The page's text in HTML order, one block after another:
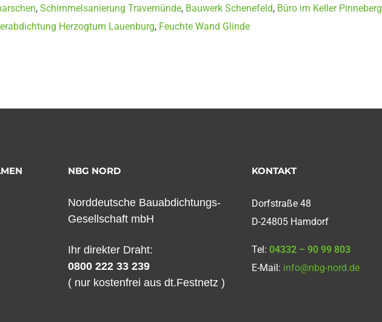
, Schimmelsanierung Travemünde, Bauwerk Schenefeld, Büro im Keller Pinneberg
Herzogtum Lauenburg, Feuchte Wand Glinde
NBG NORD
Norddeutsche Bauabdichtungs-
Gesellschaft mbH
Ihr direkter Draht:
0800 222 33 239
( nur kostenfrei aus dt.Festnetz )
KONTAKT
Dorfstraße 48
D-24805 Hamdorf
Tel: 04332 – 90 99 803
E-Mail: info@nbg-nord.de